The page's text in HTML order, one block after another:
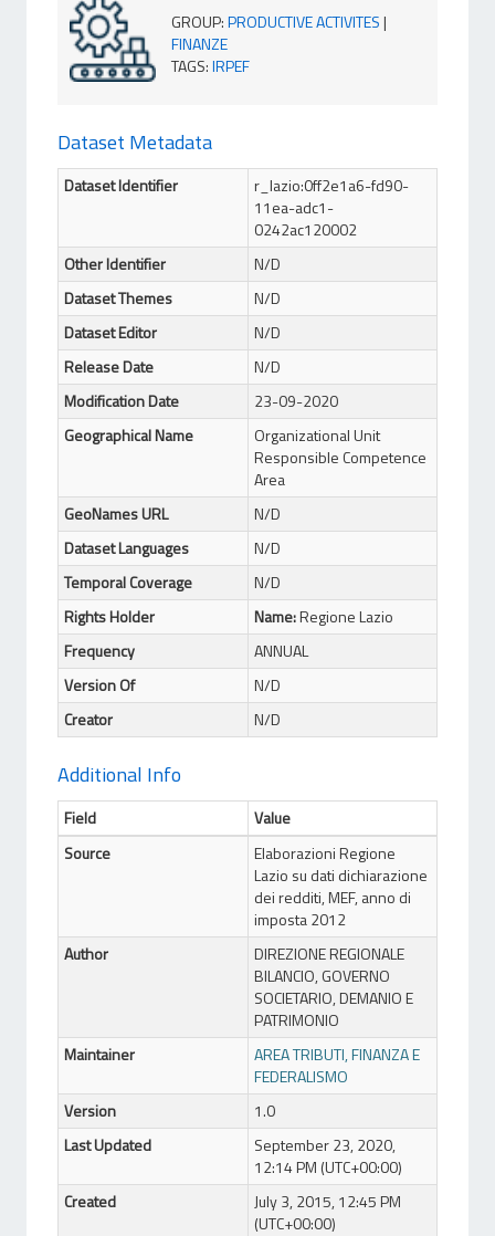
GROUP:PRODUCTIVE ACTIVITES|
FINANZE
TAGS:IRPEF
Dataset Metadata
Dataset Identifier
r_lazio:0ff2e1a6-fd90-
11ea-adc1-
0242ac120002
Other Identifier
N/D
Dataset Themes
N/D
Dataset Editor
N/D
Release Date
N/D
Modification Date
23-09-2020
Geographical Name
Organizational Unit
Responsible Competence
Area
GeoNames URL
N/D
Dataset Languages
N/D
Temporal Coverage
N/D
Rights Holder
Name:Regione Lazio
Frequency
ANNUAL
Version Of
N/D
Creator
N/D
Additional Info
Field
Value
Source
Elaborazioni Regione
Lazio su dati dichiarazione
dei redditi, MEF, anno di
imposta 2012
Author
DIREZIONE REGIONALE
BILANCIO, GOVERNO
SOCIETARIO, DEMANIO E
PATRIMONIO
Maintainer
AREA TRIBUTI, FINANZA E
FEDERALISMO
Version
1.0
Last Updated
September 23, 2020,
12:14 PM (UTC+00:00)
Created
July 3, 2015, 12:45 PM
(UTC+00:00)